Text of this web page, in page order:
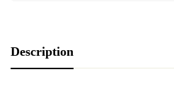
Description